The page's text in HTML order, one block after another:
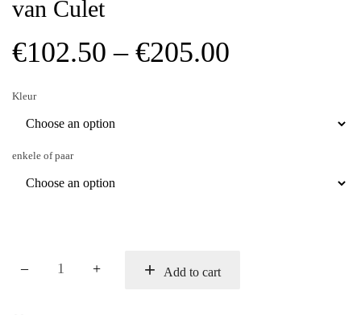
van Culet
€102.50 – €205.00
Kleur
enkele of paar
Add to cart